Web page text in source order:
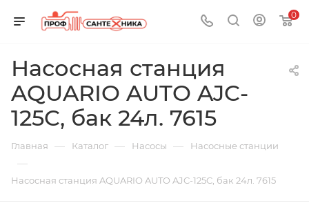
0
Насосная станция
AQUARIO AUTO AJC-
125C, бак 24л. 7615
Главная — Каталог — Насосы — Насосные станции
—
Насосная станция AQUARIO AUTO AJC-125C, бак 24л. 7615